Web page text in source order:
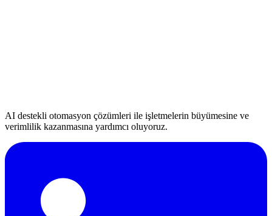
AI destekli otomasyon çözümleri ile işletmelerin büyümesine ve
verimlilik kazanmasına yardımcı oluyoruz.